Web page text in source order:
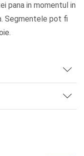
pana in momentul in
Segmentele pot fi